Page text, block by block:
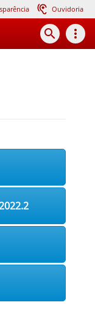
Ouvidoria
search more_vert